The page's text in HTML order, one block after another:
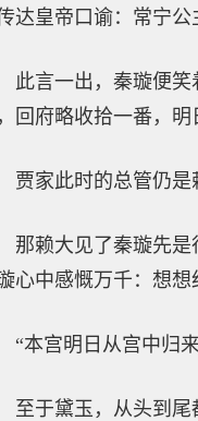
达皇帝口谕：常宁公
此言一出，秦璇便
回府略收拾一番，
贾家此时的总管仍是
那赖大见了秦璇先
心中感慨万千：想想
“本宫明日从宫中归
至于黛玉，从头到尾